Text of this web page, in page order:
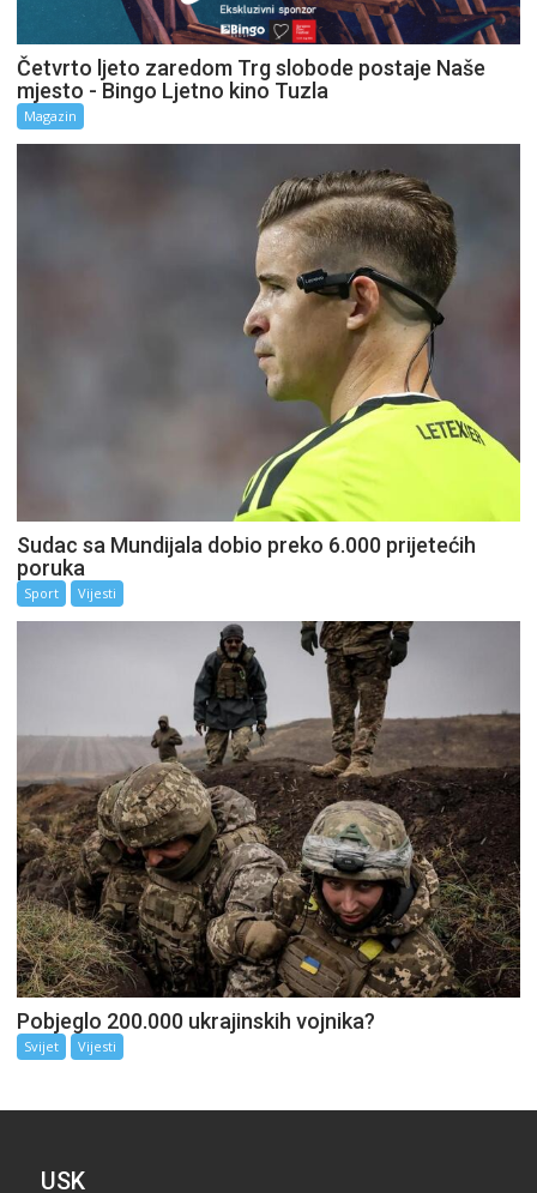
Četvrto ljeto zaredom Trg slobode postaje Naše
mjesto - Bingo Ljetno kino Tuzla
Magazin
Sudac sa Mundijala dobio preko 6.000 prijetećih
poruka
Sport Vijesti
Pobjeglo 200.000 ukrajinskih vojnika?
Svijet Vijesti
USK